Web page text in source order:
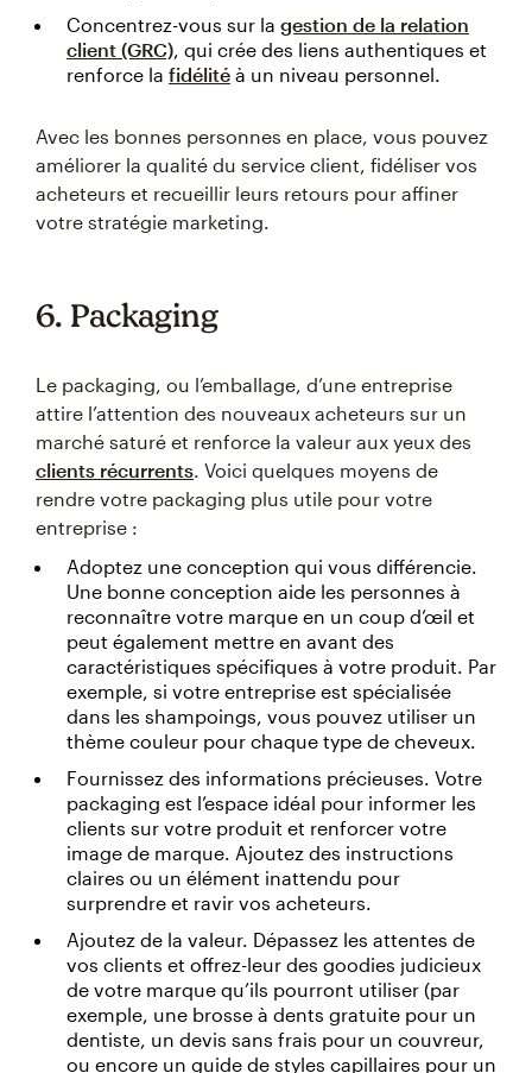
Concentrez-vous sur la gestion de la relation
client (GRC), qui crée des liens authentiques et
renforce la fidélité à un niveau personnel.
Avec les bonnes personnes en place, vous pouvez
améliorer la qualité du service client, fidéliser vos
acheteurs et recueillir leurs retours pour affiner
votre stratégie marketing.
6. Packaging
Le packaging, ou l’emballage, d’une entreprise
attire l’attention des nouveaux acheteurs sur un
marché saturé et renforce la valeur aux yeux des
clients récurrents. Voici quelques moyens de
rendre votre packaging plus utile pour votre
entreprise :
Adoptez une conception qui vous différencie.
Une bonne conception aide les personnes à
reconnaître votre marque en un coup d’œil et
peut également mettre en avant des
caractéristiques spécifiques à votre produit. Par
exemple, si votre entreprise est spécialisée
dans les shampoings, vous pouvez utiliser un
thème couleur pour chaque type de cheveux.
Fournissez des informations précieuses. Votre
packaging est l’espace idéal pour informer les
clients sur votre produit et renforcer votre
image de marque. Ajoutez des instructions
claires ou un élément inattendu pour
surprendre et ravir vos acheteurs.
Ajoutez de la valeur. Dépassez les attentes de
vos clients et offrez-leur des goodies judicieux
de votre marque qu’ils pourront utiliser (par
exemple, une brosse à dents gratuite pour un
dentiste, un devis sans frais pour un couvreur,
ou encore un guide de styles capillaires pour un